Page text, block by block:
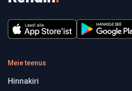
Meie teenus
Hinnakiri